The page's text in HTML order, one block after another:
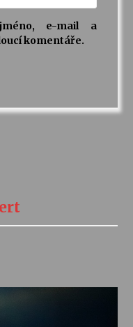
e-mail a
komentáře.